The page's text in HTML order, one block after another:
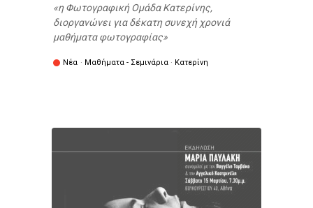
η Φωτογραφική Ομάδα Κατερίνης,
διοργανώνει για δέκατη συνεχή χρονιά
μαθήματα φωτογραφίας
Νέα · Μαθήματα - Σεμινάρια · Κατερίνη